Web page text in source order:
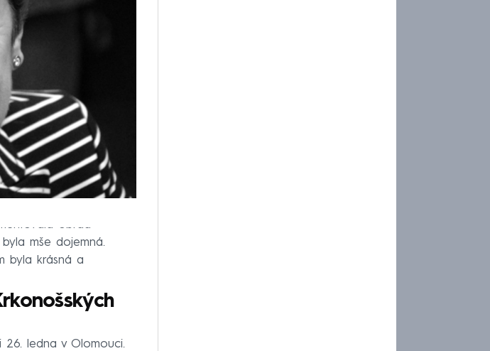
obřad
mše dojemná.
byla krásná a
ledna v Olomouci.